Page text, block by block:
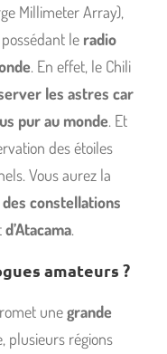
Millimeter Array),
le radio
. En effet, le Chili
les astres car
pur au monde. Et
des étoiles
Vous aurez la
constellations
d’Atacama.
amateurs ?
unegrande
plusieurs régions